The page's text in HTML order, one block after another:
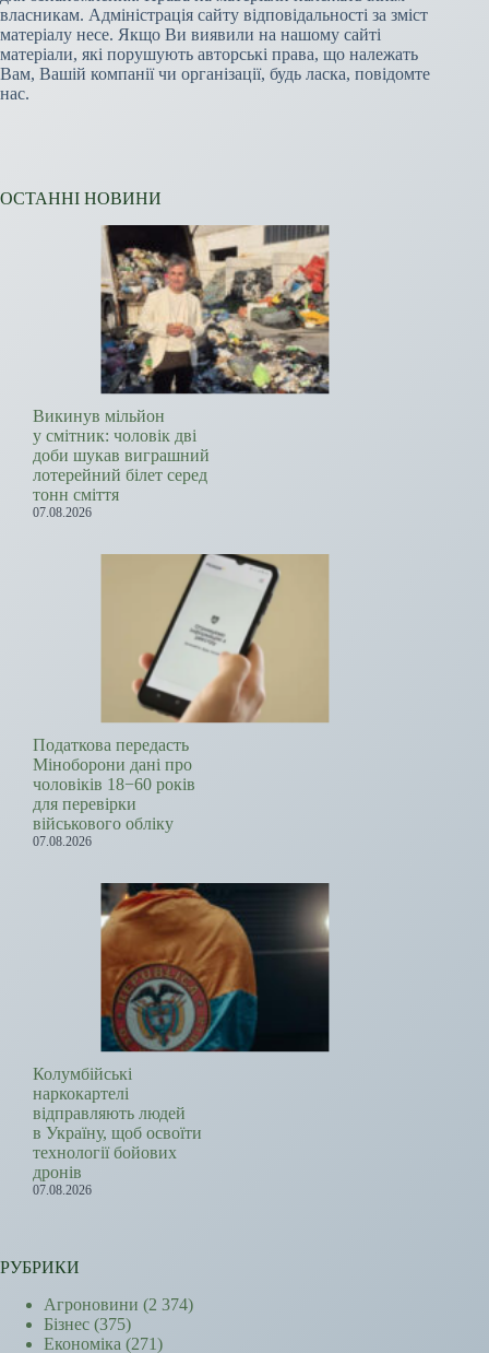
власникам. Адміністрація сайту відповідальності за зміст
матеріалу несе. Якщо Ви виявили на нашому сайті
матеріали, які порушують авторські права, що належать
Вам, Вашій компанії чи організації, будь ласка, повідомте
нас.
ОСТАННІ НОВИНИ
Викинув мільйон
у смітник: чоловік дві
доби шукав виграшний
лотерейний білет серед
тонн сміття
07.08.2026
Податкова передасть
Міноборони дані про
чоловіків 18−60 років
для перевірки
військового обліку
07.08.2026
Колумбійські
наркокартелі
відправляють людей
в Україну, щоб освоїти
технології бойових
дронів
07.08.2026
РУБРИКИ
Агроновини (2 374)
Бізнес (375)
Економіка (271)